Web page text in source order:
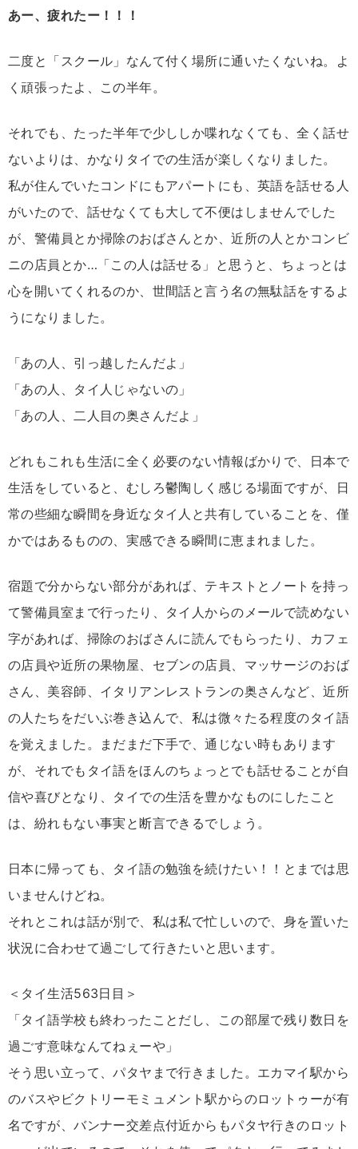
あー、疲れたー！！！
二度と「スクール」なんて付く場所に通いたくないね。よ
く頑張ったよ、この半年。
それでも、たった半年で少ししか喋れなくても、全く話せ
ないよりは、かなりタイでの生活が楽しくなりました。
私が住んでいたコンドにもアパートにも、英語を話せる人
がいたので、話せなくても大して不便はしませんでした
が、警備員とか掃除のおばさんとか、近所の人とかコンビ
ニの店員とか…「この人は話せる」と思うと、ちょっとは
心を開いてくれるのか、世間話と言う名の無駄話をするよ
うになりました。
「あの人、引っ越したんだよ」
「あの人、タイ人じゃないの」
「あの人、二人目の奥さんだよ」
どれもこれも生活に全く必要のない情報ばかりで、日本で
生活をしていると、むしろ鬱陶しく感じる場面ですが、日
常の些細な瞬間を身近なタイ人と共有していることを、僅
かではあるものの、実感できる瞬間に恵まれました。
宿題で分からない部分があれば、テキストとノートを持っ
て警備員室まで行ったり、タイ人からのメールで読めない
字があれば、掃除のおばさんに読んでもらったり、カフェ
の店員や近所の果物屋、セブンの店員、マッサージのおば
さん、美容師、イタリアンレストランの奥さんなど、近所
の人たちをだいぶ巻き込んで、私は微々たる程度のタイ語
を覚えました。まだまだ下手で、通じない時もあります
が、それでもタイ語をほんのちょっとでも話せることが自
信や喜びとなり、タイでの生活を豊かなものにしたこと
は、紛れもない事実と断言できるでしょう。
日本に帰っても、タイ語の勉強を続けたい！！とまでは思
いませんけどね。
それとこれは話が別で、私は私で忙しいので、身を置いた
状況に合わせて過ごして行きたいと思います。
＜タイ生活563日目＞
「タイ語学校も終わったことだし、この部屋で残り数日を
過ごす意味なんてねぇーや」
そう思い立って、パタヤまで行きました。エカマイ駅から
のバスやビクトリーモミュメント駅からのロットゥーが有
名ですが、バンナー交差点付近からもパタヤ行きのロット